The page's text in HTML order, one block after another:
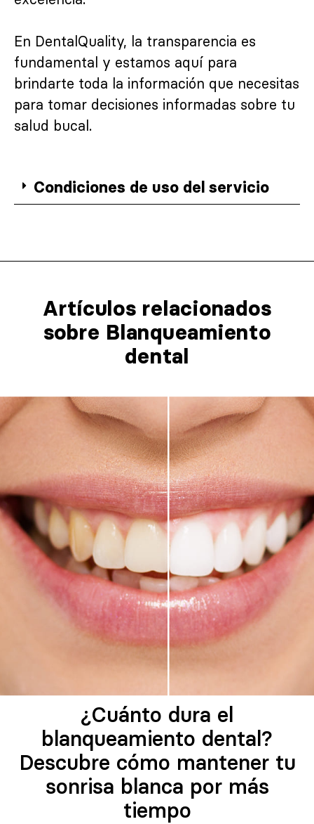
En DentalQuality, la transparencia es
fundamental y estamos aquí para
brindarte toda la información que necesitas
para tomar decisiones informadas sobre tu
salud bucal.
Condiciones de uso del servicio
Artículos relacionados​
sobre Blanqueamiento
dental
¿Cuánto dura el
blanqueamiento dental?
Descubre cómo mantener tu
sonrisa blanca por más
tiempo